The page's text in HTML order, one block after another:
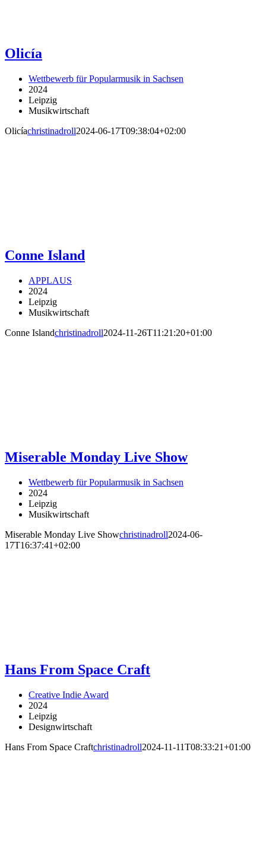
Olicía
Wettbewerb für Popularmusik in Sachsen
2024
Leipzig
Musikwirtschaft
Olicíachristinadroll2024-06-17T09:38:04+02:00
Conne Island
APPLAUS
2024
Leipzig
Musikwirtschaft
Conne Islandchristinadroll2024-11-26T11:21:20+01:00
Miserable Monday Live Show
Wettbewerb für Popularmusik in Sachsen
2024
Leipzig
Musikwirtschaft
Miserable Monday Live Showchristinadroll2024-06-
17T16:37:41+02:00
Hans From Space Craft
Creative Indie Award
2024
Leipzig
Designwirtschaft
Hans From Space Craftchristinadroll2024-11-11T08:33:21+01:00